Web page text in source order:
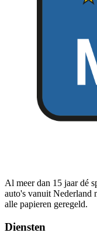
Al meer dan 15 jaar dé
auto's vanuit Nederland
alle papieren geregeld.
Diensten